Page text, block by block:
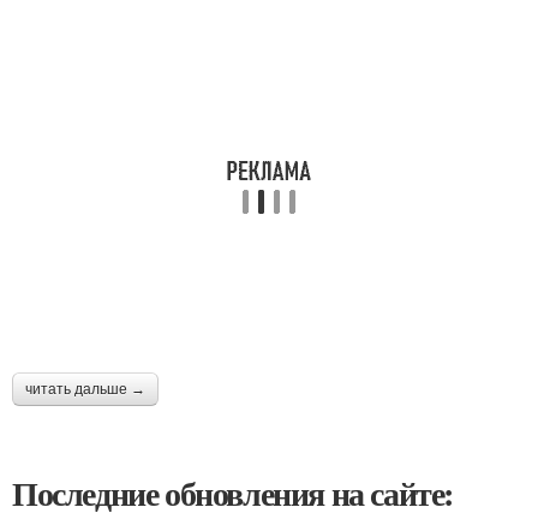
читать дальше →
Последние обновления на сайте: